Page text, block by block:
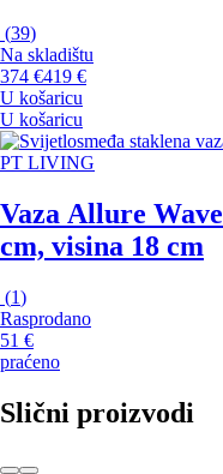
(39)
Na skladištu
374 €419 €
U košaricu
U košaricu
PT LIVING
Vaza Allure Wave
cm, visina 18 cm
(1)
Rasprodano
51 €
praćeno
Slični proizvodi